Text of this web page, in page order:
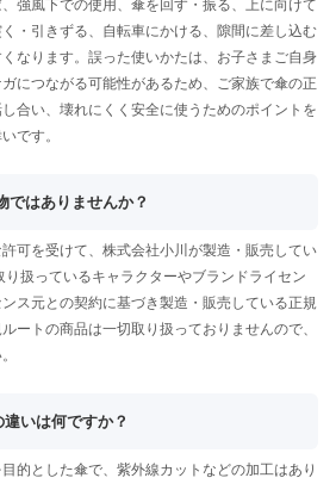
強風下での使用、傘を回す・振る、上に向けて
・引きずる、自転車にかける、隙間に差し込む
なります。誤った使いかたは、お子さまご自身
につながる可能性があるため、ご家族で傘の正
合い、壊れにくく安全に使うためのポイントを
です。
ではありませんか？
可を受けて、株式会社小川が製造・販売してい
り扱っているキャラクターやブランドライセン
ス元との契約に基づき製造・販売している正規
ートの商品は一切取り扱っておりませんので、
いは何ですか？
的とした傘で、紫外線カットなどの加工はあり